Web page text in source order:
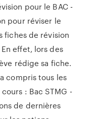
pour le BAC -
pour réviser le
fiches de révision
effet, lors des
rédige sa fiche.
compris tous les
: Bac STMG -
de dernières